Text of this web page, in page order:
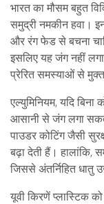
भारत का मौसम बहुत
समुद्री नमकीन हवा।
और रंग फेड से बचना
इसलिए यह जंग नहीं
प्रेरित समस्याओं से
एल्युमिनियम, यदि
आसानी से जंग लगा
पाउडर कोटिंग जैसी
बढ़ा देती हैं।
जिससे अंतर्निहित धातु
यूवी किरणें प्लास्टिक